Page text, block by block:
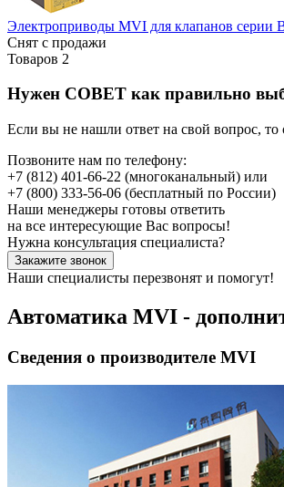
Электроприводы MVI для клапанов серии
Снят с продажи
Товаров 2
Нужен СОВЕТ как правильно
Если вы не нашли ответ на свой вопрос, то
Позвоните нам по телефону:
+7 (812) 401-66-22 (многоканальный) или
+7 (800) 333-56-06 (бесплатный по России)
Наши менеджеры готовы ответить
на все интересующие Вас вопросы!
Нужна консультация специалиста?
Закажите звонок
Наши специалисты перезвонят и помогут!
Автоматика MVI -
Сведения о производителе MVI